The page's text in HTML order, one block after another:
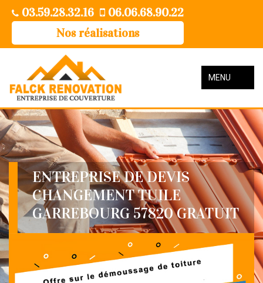
03.59.28.32.16
06.06.68.90.22
Nos réalisations
MENU
ENTREPRISE DE DEVIS
CHANGEMENT TUILE
GARREBOURG 57820 GRATUIT